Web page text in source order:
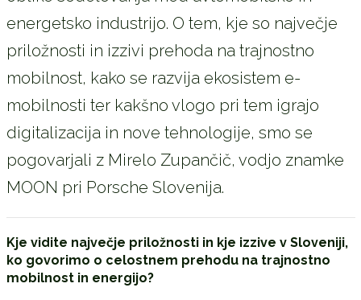
energetsko industrijo. O tem, kje so največje
priložnosti in izzivi prehoda na trajnostno
mobilnost, kako se razvija ekosistem e-
mobilnosti ter kakšno vlogo pri tem igrajo
digitalizacija in nove tehnologije, smo se
pogovarjali z Mirelo Zupančič, vodjo znamke
MOON pri Porsche Slovenija.
Kje vidite največje priložnosti in kje izzive v Sloveniji,
ko govorimo o celostnem prehodu na trajnostno
mobilnost in energijo?